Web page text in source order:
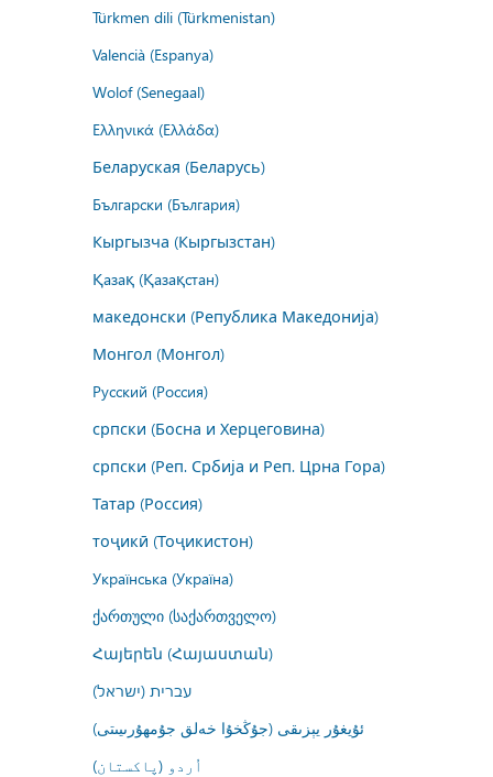
Türkmen dili (Türkmenistan)
Valencià (Espanya)
Wolof (Senegaal)
Ελληνικά (Ελλάδα)
Беларуская (Беларусь)
Български (България)
Кыргызча (Кыргызстан)
Қазақ (Қазақстан)
македонски (Република Македонија)
Монгол (Монгол)
Русский (Россия)
српски (Босна и Херцеговина)
српски (Реп. Србија и Реп. Црна Гора)
Татар (Россия)
тоҷикӣ (Тоҷикистон)
Українська (Україна)
ქართული (საქართველო)
Հայերեն (Հայաստան)
עברית (ישראל)
ئۇيغۇر يېزىقى (جۇڭخۇا خەلق جۇمھۇرىيىتى)
اُردو (پاکستان)